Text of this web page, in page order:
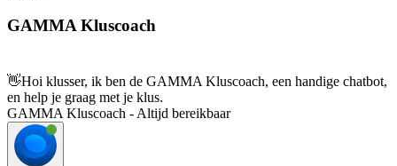
GAMMA Kluscoach
👋Hoi klusser, ik ben de GAMMA Kluscoach, een handige chatbot,
en help je graag met je klus.
GAMMA Kluscoach - Altijd bereikbaar